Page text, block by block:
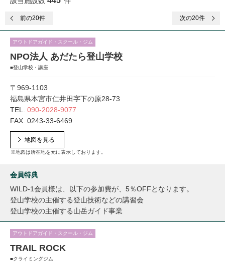
前の20件 次の20件
アウトドアガイド・スクール・ジム
NPO法人 あだたら登山学校
■登山学校・講座
〒969-1103
福島県本宮市仁井田字下の原28-73
TEL. 090-2028-9077
FAX. 0243-33-6469
地図を見る
※地図は所在地を元に表示しております。
会員特典
WILD-1会員様は、以下の参加費が、5％OFFとなります。
登山学校の主催する登山技術などの講習会
登山学校の主催する山岳ガイド事業
アウトドアガイド・スクール・ジム
TRAIL ROCK
■クライミングジム